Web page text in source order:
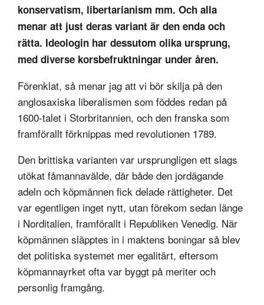
konservatism, libertarianism mm. Och alla
menar att just deras variant är den enda och
rätta. Ideologin har dessutom olika ursprung,
med diverse korsbefruktningar under åren.
Förenklat, så menar jag att vi bör skilja på den
anglosaxiska liberalismen som föddes redan på
1600-talet i Storbritannien, och den franska som
framförallt förknippas med revolutionen 1789.
Den brittiska varianten var ursprungligen ett slags
utökat fåmannavälde, där både den jordägande
adeln och köpmännen fick delade rättigheter. Det
var egentligen inget nytt, utan förekom sedan länge
i Norditalien, framförallt i Republiken Venedig. När
köpmännen släpptes in i maktens boningar så blev
det politiska systemet mer egalitärt, eftersom
köpmannayrket ofta var byggt på meriter och
personlig framgång.